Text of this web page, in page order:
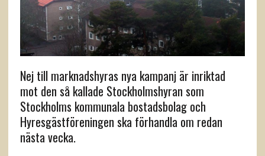
Nej till marknadshyras nya kampanj är inriktad
mot den så kallade Stockholmshyran som
Stockholms kommunala bostadsbolag och
Hyresgästföreningen ska förhandla om redan
nästa vecka.